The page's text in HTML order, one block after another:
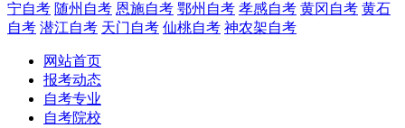
宁自考 随州自考 恩施自考 鄂州自考 孝感自考 黄冈自考 黄石
自考 潜江自考 天门自考 仙桃自考 神农架自考
网站首页
报考动态
自考专业
自考院校